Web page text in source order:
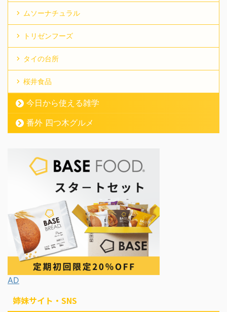
ムソーナチュラル
トリゼンフーズ
タイの台所
桜井食品
今日から使える雑学
番外 四つ木グルメ
AD
姉妹サイト・SNS